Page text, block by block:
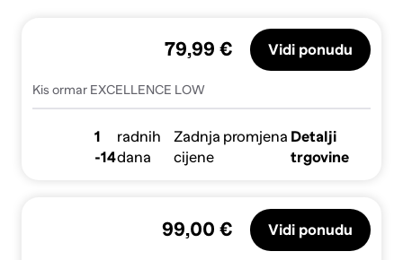
Kis ormar EXCELLENCE LOW
79,99 € Vidi ponudu
1
-14
radnih
dana
Zadnja promjena
cijene
Detalji
trgovine
99,00 € Vidi ponudu